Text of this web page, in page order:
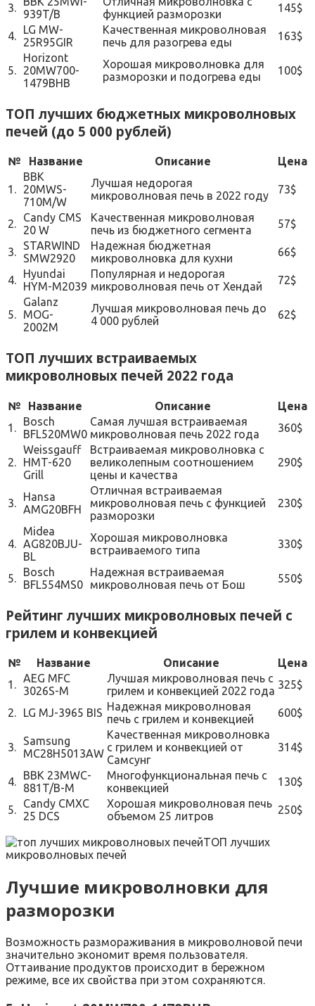
3.
939T/B
функцией разморозки
145$
4.
LG MW-
25R95GIR
Качественная микроволновая
печь для разогрева еды
163$
5.
Horizont
20MW700-
1479BHB
Хорошая микроволновка для
разморозки и подогрева еды
100$
ТОП лучших бюджетных микроволновых
печей (до 5 000 рублей)
№ Название Описание Цена
1.
BBK
20MWS-
710M/W
Лучшая недорогая
микроволновая печь в 2022 году
73$
2.
Candy CMS
20 W
Качественная микроволновая
печь из бюджетного сегмента
57$
3.
STARWIND
SMW2920
Надежная бюджетная
микроволновка для кухни
66$
4.
Hyundai
HYM-M2039
Популярная и недорогая
микроволновая печь от Хендай
72$
5.
Galanz
MOG-
2002M
Лучшая микроволновая печь до
4 000 рублей
62$
ТОП лучших встраиваемых
микроволновых печей 2022 года
№ Название Описание
Цена
1.
Bosch
BFL520MW0
Самая лучшая встраиваемая
микроволновая печь 2022 года
360$
2.
Weissgauff
HMT-620
Grill
Встраиваемая микроволновка с
великолепным соотношением
цены и качества
290$
3.
Hansa
AMG20BFH
Отличная встраиваемая
микроволновая печь с функцией
разморозки
230$
4.
Midea
AG820BJU-
BL
Хорошая микроволновка
встраиваемого типа
330$
5.
Bosch
BFL554MS0
Надежная встраиваемая
микроволновая печь от Бош
550$
Рейтинг лучших микроволновых печей с
грилем и конвекцией
№ Название Описание
Цена
1. AEG MFC
3026S-M
Лучшая микроволновая печь с
грилем и конвекцией 2022 года 325$
2. LG MJ-3965 BIS Надежная микроволновая
печь с грилем и конвекцией
600$
3.
Samsung
MC28H5013AW
Качественная микроволновка
с грилем и конвекцией от
Самсунг
314$
4.
BBK 23MWC-
881T/B-M
Многофункциональная печь с
конвекцией
130$
5.
Candy CMXC
25 DCS
Хорошая микроволновая печь
объемом 25 литров
250$
ТОП лучших
микроволновых печей
Лучшие микроволновки для
разморозки
Возможность размораживания в микроволновой печи
значительно экономит время пользователя.
Оттаивание продуктов происходит в бережном
режиме, все их свойства при этом сохраняются.